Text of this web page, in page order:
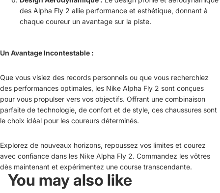
des Alpha Fly 2 allie performance et esthétique, donnant à
chaque coureur un avantage sur la piste.
Un Avantage Incontestable :
Que vous visiez des records personnels ou que vous recherchiez
des performances optimales, les Nike Alpha Fly 2 sont conçues
pour vous propulser vers vos objectifs. Offrant une combinaison
parfaite de technologie, de confort et de style, ces chaussures sont
le choix idéal pour les coureurs déterminés.
Explorez de nouveaux horizons, repoussez vos limites et courez
avec confiance dans les Nike Alpha Fly 2. Commandez les vôtres
dès maintenant et expérimentez une course transcendante.
You may also like